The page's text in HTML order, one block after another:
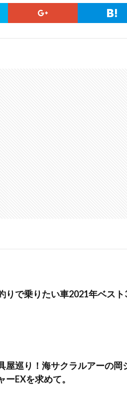
りで乗りたい車2021年ベスト
屋巡り！海サクラルアーの岡
ーEXを求めて。